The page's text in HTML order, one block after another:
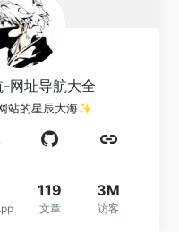
网址导航大全
站的星辰大海✨
119
文章
3M
访客